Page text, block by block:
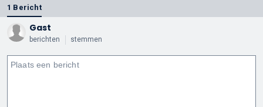
1 Bericht
Gast
berichten stemmen